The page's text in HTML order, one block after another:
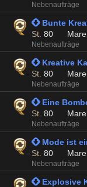
Nebenaufträge
 Bunte
St. 80
Nebenaufträge
 Kreative
St. 80
Nebenaufträge
 Eine
St. 80
Nebenaufträge
 Mode ist
St. 80
Nebenaufträge
 Explosive